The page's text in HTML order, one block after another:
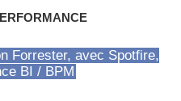
Forrester, avec Spotfire,
BI / BPM